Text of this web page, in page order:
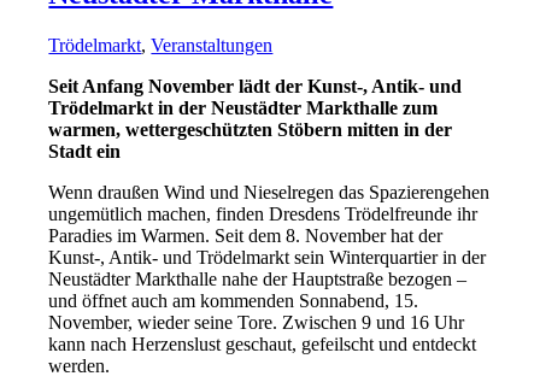
Trödelmarkt,Veranstaltungen
Seit Anfang November lädt der Kunst-, Antik- und
Trödelmarkt in der Neustädter Markthalle zum
warmen, wettergeschützten Stöbern mitten in der
Stadt ein
Wenn draußen Wind und Nieselregen das Spazierengehen
ungemütlich machen, finden Dresdens Trödelfreunde ihr
Paradies im Warmen. Seit dem 8. November hat der
Kunst-, Antik- und Trödelmarkt sein Winterquartier in der
Neustädter Markthalle nahe der Hauptstraße bezogen –
und öffnet auch am kommenden Sonnabend, 15.
November, wieder seine Tore. Zwischen 9 und 16 Uhr
kann nach Herzenslust geschaut, gefeilscht und entdeckt
werden.